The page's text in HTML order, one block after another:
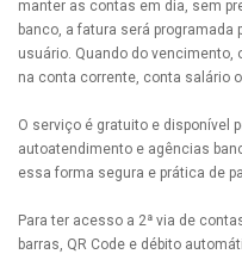
manter as contas em dia, sem
banco, a fatura será programada
usuário. Quando do vencimento,
na conta corrente, conta salário
O serviço é gratuito e disponível
autoatendimento e agências
essa forma segura e prática de
Para ter acesso a 2ª via de
barras, QR Code e débito